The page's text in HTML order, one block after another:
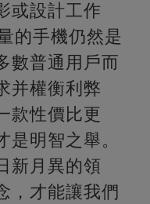
或設計工作
的手機仍然是
數普通用戶而
并權衡利弊
款性價比更
明智之舉。
新月異的領
，才能讓我們